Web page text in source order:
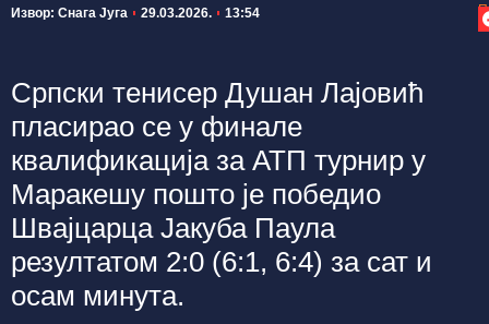
Извор: Снага Југа 29.03.2026. 13:54
Српски тенисер Душан Лајовић
пласирао се у финале
квалификација за АТП турнир у
Маракешу пошто је победио
Швајцарца Јакуба Паула
резултатом 2:0 (6:1, 6:4) за сат и
осам минута.